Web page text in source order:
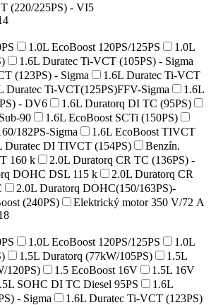
(220/225PS) - VI5
1.0L EcoBoost 120PS/125PS
1.0L
1.6L Duratec Ti-VCT (105PS) - Sigma
(123PS) - Sigma
1.6L Duratec Ti-VCT
Duratec Ti-VCT(125PS)FFV-Sigma
1.6L
- DV6
1.6L Duratorq DI TC (95PS)
90
1.6L EcoBoost SCTi (150PS)
182PS-Sigma
1.6L EcoBoost TIVCT
Duratec DI TIVCT (154PS)
Benzín.
160 k
2.0L Duratorq CR TC (136PS) -
DOHC DSL 115 k
2.0L Duratorq CR
2.0L Duratorq DOHC(150/163PS)-
(240PS)
Elektrický motor 350 V/72 A
1.0L EcoBoost 120PS/125PS
1.0L
1.5L Duratorq (77kW/105PS)
1.5L
120PS)
1.5 EcoBoost 16V
1.5L 16V
SOHC DI TC Diesel 95PS
1.6L
- Sigma
1.6L Duratec Ti-VCT (123PS)